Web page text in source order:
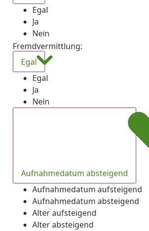
Egal
Ja
Nein
Fremdvermittlung:
Egal
Egal
Ja
Nein
Aufnahmedatum absteigend
Aufnahmedatum aufsteigend
Aufnahmedatum absteigend
Alter aufsteigend
Alter absteigend